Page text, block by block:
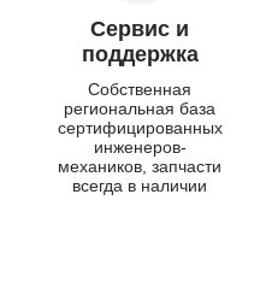
Сервис и
поддержка
Собственная
региональная база
сертифицированных
инженеров-
механиков, запчасти
всегда в наличии